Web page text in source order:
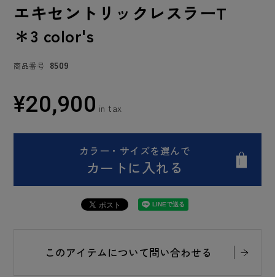
エキセントリックレスラーT
＊3 color's
商品番号 8509
¥20,900
カラー・サイズを選んで
カートに入れる
このアイテムについて問い合わせる